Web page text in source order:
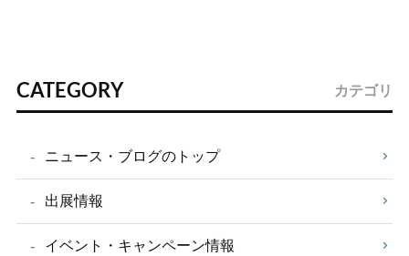
CATEGORY カテゴリ
ニュース・ブログのトップ
出展情報
イベント・キャンペーン情報